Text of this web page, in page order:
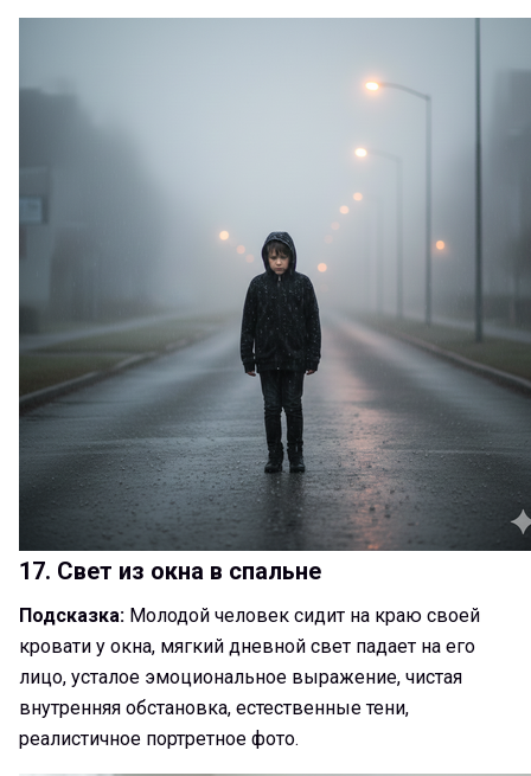
17. Свет из окна в спальне
Подсказка: Молодой человек сидит на краю своей
кровати у окна, мягкий дневной свет падает на его
лицо, усталое эмоциональное выражение, чистая
внутренняя обстановка, естественные тени,
реалистичное портретное фото.